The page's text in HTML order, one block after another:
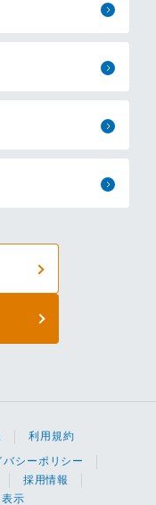
利用規約
バシーポリシー
採用情報
示